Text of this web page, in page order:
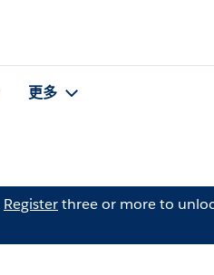
更多
Registerthree or more to